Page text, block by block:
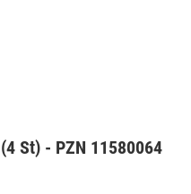
St) - PZN 11580064